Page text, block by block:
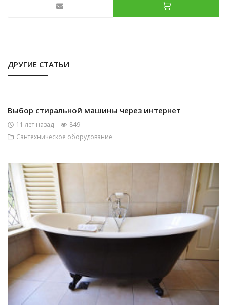
ДРУГИЕ СТАТЬИ
Выбор стиральной машины через интернет
11 лет назад
849
Сантехническое оборудование